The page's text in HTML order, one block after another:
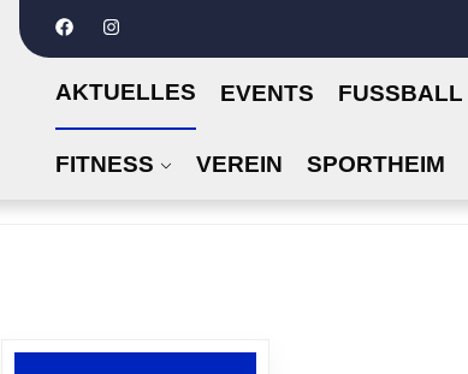
AKTUELLES EVENTS FUSSBALL
FITNESS VEREIN SPORTHEIM